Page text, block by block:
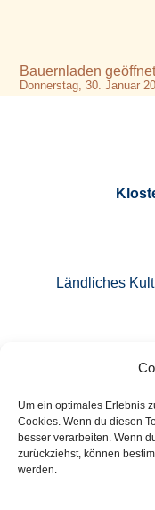
Um ein optimales Erlebnis
Cookies. Wenn du diesen
besser verarbeiten. Wenn
zurückziehst, können
werden.
Bauernladen geöffnet
Donnerstag, 30. Januar
Ländliches
E-Mail: